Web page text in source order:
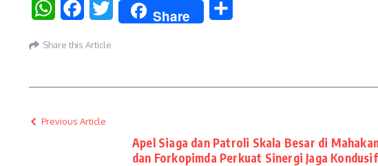
WhatsAppFacebookTwitter Share
Share this Article
Previous Article
Apel Siaga dan Patroli Skala Besar di
dan Forkopimda Perkuat Sinergi Jaga